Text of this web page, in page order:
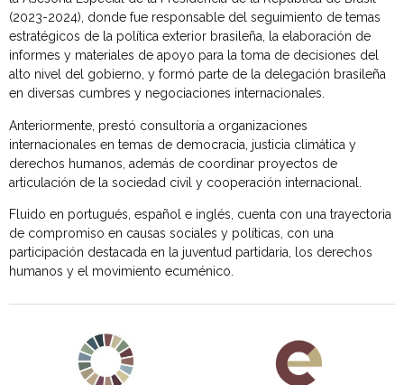
(2023-2024), donde fue responsable del seguimiento de temas
estratégicos de la política exterior brasileña, la elaboración de
informes y materiales de apoyo para la toma de decisiones del
alto nivel del gobierno, y formó parte de la delegación brasileña
en diversas cumbres y negociaciones internacionales.
Anteriormente, prestó consultoría a organizaciones
internacionales en temas de democracia, justicia climática y
derechos humanos, además de coordinar proyectos de
articulación de la sociedad civil y cooperación internacional.
Fluido en portugués, español e inglés, cuenta con una trayectoria
de compromiso en causas sociales y políticas, con una
participación destacada en la juventud partidaria, los derechos
humanos y el movimiento ecuménico.